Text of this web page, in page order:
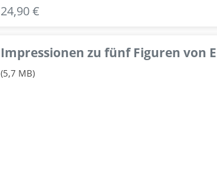
24,90 €
Impressionen zu fünf Figuren von
(5,7 MB)